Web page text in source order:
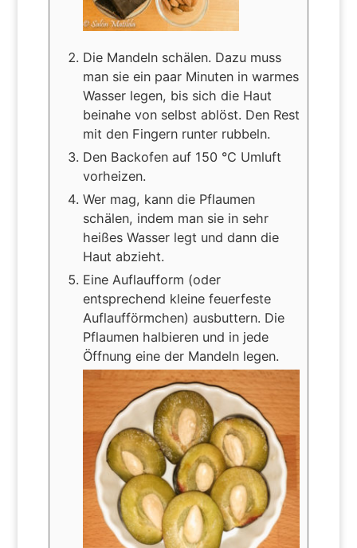
Die Mandeln schälen. Dazu muss
man sie ein paar Minuten in warmes
Wasser legen, bis sich die Haut
beinahe von selbst ablöst. Den Rest
mit den Fingern runter rubbeln.
Den Backofen auf 150 °C Umluft
vorheizen.
Wer mag, kann die Pflaumen
schälen, indem man sie in sehr
heißes Wasser legt und dann die
Haut abzieht.
Eine Auflaufform (oder
entsprechend kleine feuerfeste
Auflaufförmchen) ausbuttern. Die
Pflaumen halbieren und in jede
Öffnung eine der Mandeln legen.